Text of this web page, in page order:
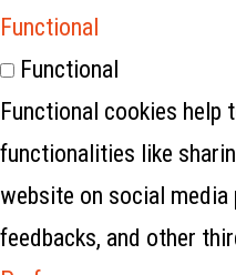
Functional
Functional
Functional cookies help
functionalities like
website on social
feedbacks, and other